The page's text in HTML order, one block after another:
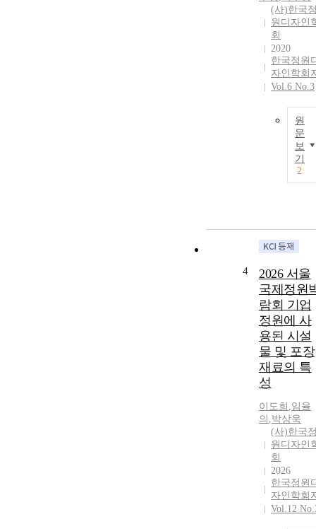
(사)한국
원디자인
회
2020
한국정원
자인학회
Vol.6 No.3
원
문
보
기
2
4
2026 서울
국제정원
람회 기업
정원에 사
용된 시설
물 및 포장
재료의 특
성
이도희 ,임율
의 ,박상욱
(사)한국
원디자인
회
2026
한국정원
자인학회
Vol.12